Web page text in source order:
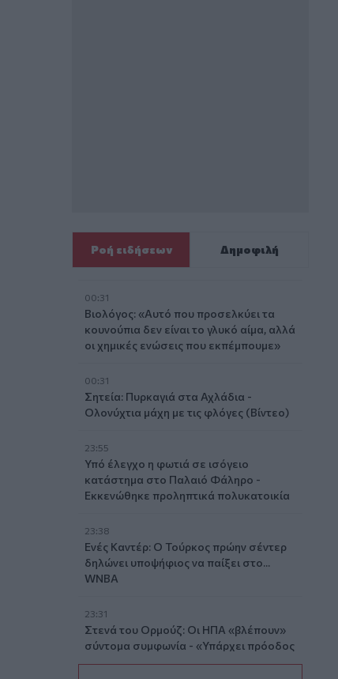
Ροή ειδήσεων Δημοφιλή
00:31
Βιολόγος: «Αυτό που προσελκύει τα
κουνούπια δεν είναι το γλυκό αίμα, αλλά
οι χημικές ενώσεις που εκπέμπουμε»
00:31
Σητεία: Πυρκαγιά στα Αχλάδια -
Ολονύχτια μάχη με τις φλόγες (Βίντεο)
23:55
Υπό έλεγχο η φωτιά σε ισόγειο
κατάστημα στο Παλαιό Φάληρο -
Εκκενώθηκε προληπτικά πολυκατοικία
23:38
Ενές Καντέρ: Ο Τούρκος πρώην σέντερ
δηλώνει υποψήφιος να παίξει στο...
WNBA
23:31
Στενά του Ορμούζ: Οι ΗΠΑ «βλέπουν»
σύντομα συμφωνία - «Υπάρχει πρόοδος
μεταξύ Ιράν και Ομάν»